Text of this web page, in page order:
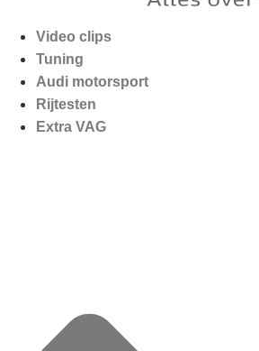
Video clips
Tuning
Audi motorsport
Rijtesten
Extra VAG